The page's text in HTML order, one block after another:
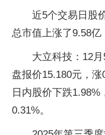
近5个交易日股
总市值上涨了9.58亿
大立科技：12
盘报价15.180元，
日内股价下跌
0.31%。